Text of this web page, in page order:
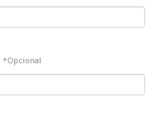
*Opcional